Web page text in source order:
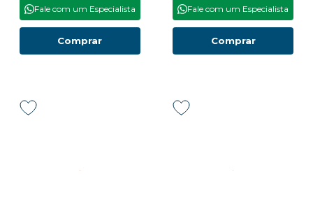
Comprar
Fale com um Especialista
Comprar
Fale com um Especialista